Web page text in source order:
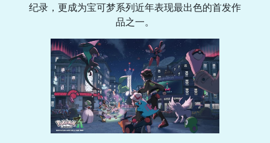
纪录，更成为宝可梦系列近年表现最出色的首发作
品之一。